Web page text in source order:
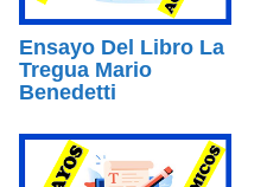
Ensayo Del Libro La
Tregua Mario
Benedetti